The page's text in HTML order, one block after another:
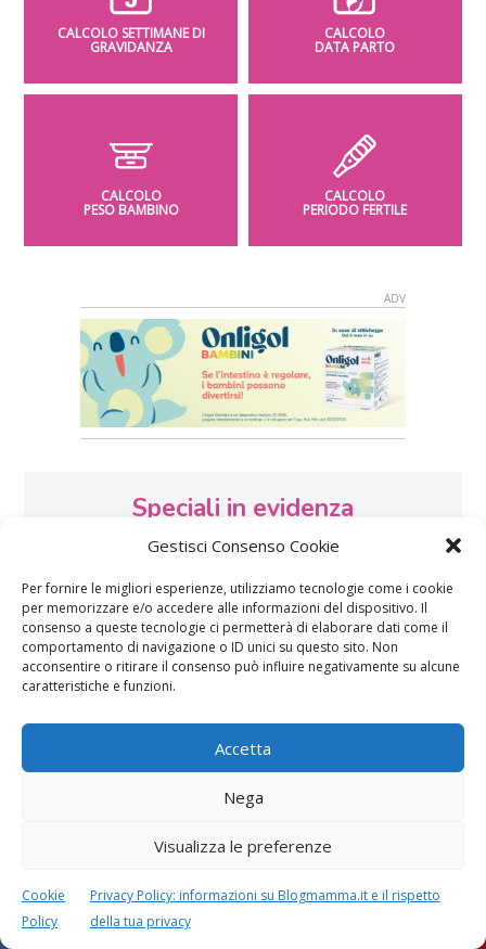
Gestisci Consenso Cookie
Per fornire le migliori esperienze, utilizziamo tecnologie come i cookie
per memorizzare e/o accedere alle informazioni del dispositivo. Il
consenso a queste tecnologie ci permetterà di elaborare dati come il
comportamento di navigazione o ID unici su questo sito. Non
acconsentire o ritirare il consenso può influire negativamente su alcune
caratteristiche e funzioni.
Accetta
Nega
Visualizza le preferenze
Cookie
Policy
Privacy Policy: informazioni su Blogmamma.it e il rispetto
della tua privacy
CALCOLO SETTIMANE DI
GRAVIDANZA
CALCOLO
DATA PARTO
CALCOLO
PESO BAMBINO
CALCOLO
PERIODO FERTILE
Speciali in evidenza
Vaccini
lavoretti, biglietti
d’auguri, filastrocche
gravidanza